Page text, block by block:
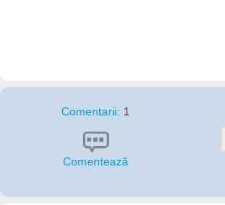
Comentarii: 1
Comentează